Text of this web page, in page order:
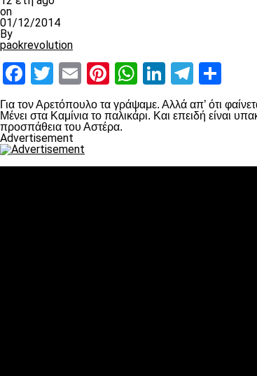
on
01/12/2014
By
paokrevolution
Facebook
Twitter
EmailPinterest
WhatsApp
LinkedIn
Για τον Αρετόπουλο τα γράψαμε. Αλλά απ’ ότι
Μένει στα Καμίνια το παλικάρι. Και επειδή είναι
προσπάθεια του Αστέρα.
Advertisement